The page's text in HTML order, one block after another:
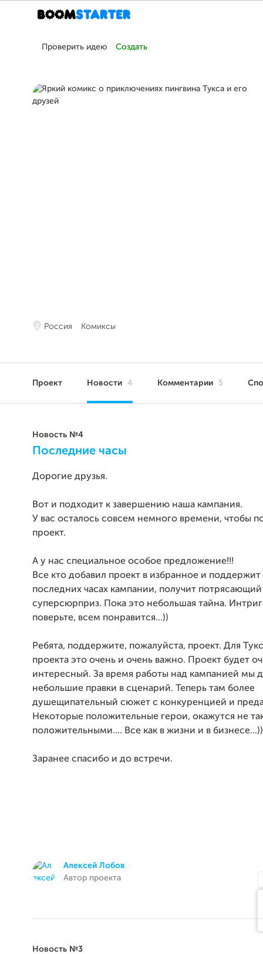
Проверить идею Создать
Россия Комиксы
Проект Новости 4 Комментарии 5
Новость №4
Последние часы
Дорогие друзья.
Вот и подходит к завершению наша кампания.
У вас осталось совсем немного времени, чтобы
проект.
А у нас специальное особое предложение!!!
Все кто добавил проект в избранное и поддержит
последних часах кампании, получит потрясающий
суперсюрприз. Пока это небольшая тайна.
поверьте, всем понравится...))
Ребята, поддержите, пожалуйста, проект. Для
проекта это очень и очень важно. Проект будет
интересный. За время работы над кампанией мы
небольшие правки в сценарий. Теперь там более
душещипательный сюжет с конкуренцией и
Некоторые положительные герои, окажутся не
положительными.... Все как в жизни и в
Заранее спасибо и до встречи.
Алексей Лобов
Автор проекта
Новость №3